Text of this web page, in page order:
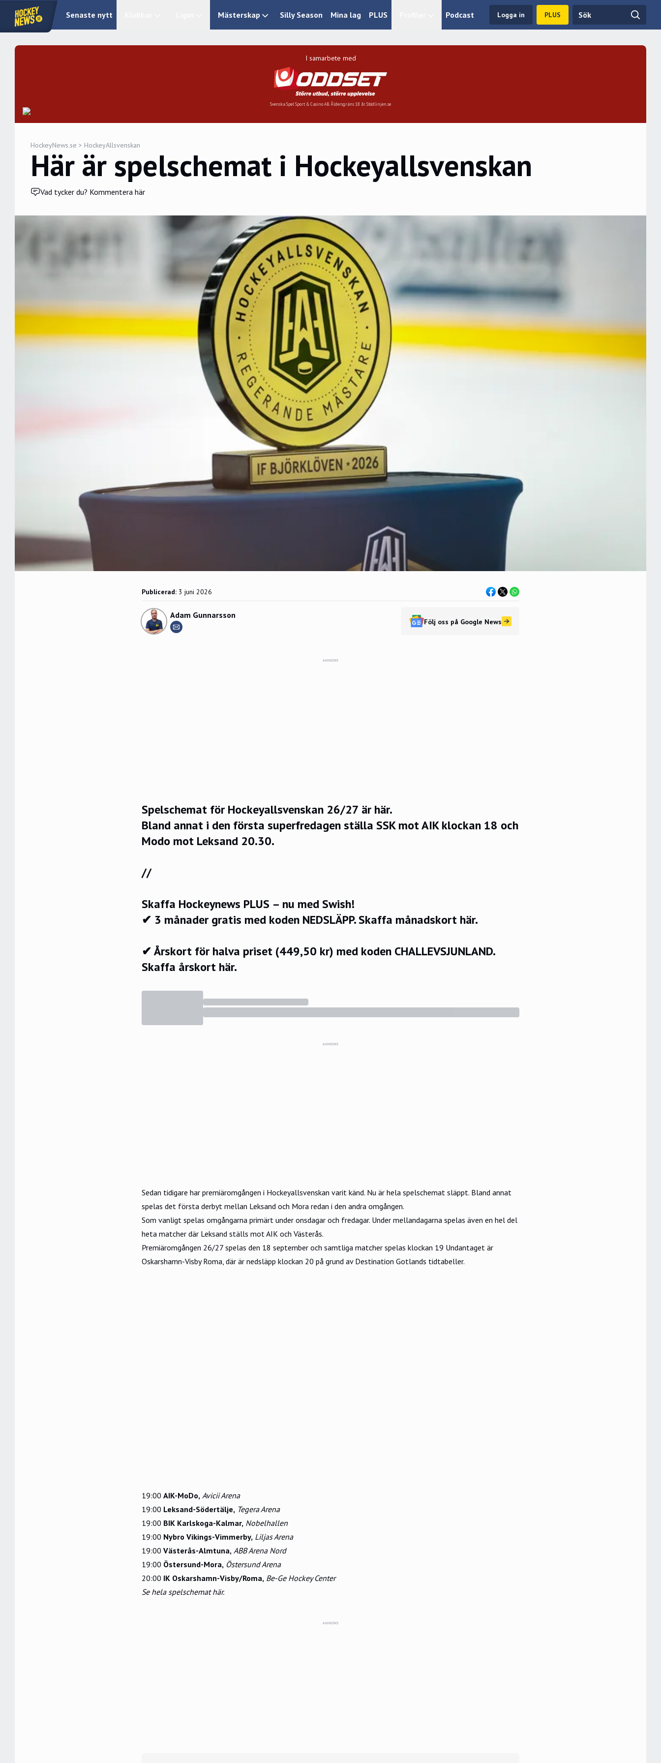
Senaste nytt Mästerskap Silly Season Mina lag PLUS Podcast Logga in PLUS
I samarbete med
Svenska Spel Sport & Casino AB. Åldersgräns 18 år. Stödlinjen.se
HockeyNews.se > HockeyAllsvenskan
Här är spelschemat i Hockeyallsvenskan
Vad tycker du? Kommentera här
Publicerad: 3 juni 2026
Adam Gunnarsson
Följ oss på Google News
ANNONS
Spelschemat för Hockeyallsvenskan 26/27 är här.
Bland annat i den första superfredagen ställa SSK mot AIK klockan 18 och
Modo mot Leksand 20.30.
//
Skaffa Hockeynews PLUS – nu med Swish!
✔ 3 månader gratis med koden NEDSLÄPP.Skaffa månadskort här.
✔ Årskort för halva priset (449,50 kr) med koden CHALLEVSJUNLAND.
Skaffa årskort här.
ANNONS
Sedan tidigare har premiäromgången i Hockeyallsvenskan varit känd. Nu är hela spelschemat släppt. Bland annat
spelas det första derbyt mellan Leksand och Mora redan i den andra omgången.
Som vanligt spelas omgångarna primärt under onsdagar och fredagar. Under mellandagarna spelas även en hel del
heta matcher där Leksand ställs mot AIK och Västerås.
Premiäromgången 26/27 spelas den 18 september och samtliga matcher spelas klockan 19 Undantaget är
Oskarshamn-Visby Roma, där är nedsläpp klockan 20 på grund av Destination Gotlands tidtabeller.
19:00 AIK-MoDo, Avicii Arena
19:00 Leksand-Södertälje, Tegera Arena
19:00 BIK Karlskoga-Kalmar, Nobelhallen
19:00 Nybro Vikings-Vimmerby, Liljas Arena
19:00 Västerås-Almtuna, ABB Arena Nord
19:00 Östersund-Mora, Östersund Arena
20:00 IK Oskarshamn-Visby/Roma, Be-Ge Hockey Center
Se hela spelschemat här.